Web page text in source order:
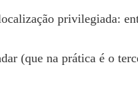
privilegiada:
(que na prática é o